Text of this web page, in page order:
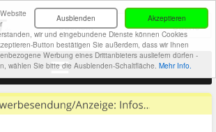
Akzeptieren
Ausblenden
wir und eingebundene Dienste können Cookies
Button bestätigen Sie außerdem, dass wir Ihnen
Werbung eines Drittanbieters ausliefern dürfen -
wählen Sie bitte die Ausblenden-Schaltfläche. Mehr Info.